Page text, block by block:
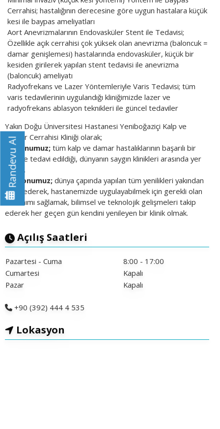
Cerrahisi; hastalığının derecesine göre uygun hastalara küçük
kesi ile baypas ameliyatları
Aort Anevrizmalarının Endovasküler Stent ile Tedavisi;
Özellikle açık cerrahisi çok yüksek olan anevrizma (baloncuk =
damar genişlemesi) hastalarında endovasküler, küçük bir
kesiden girilerek yapılan stent tedavisi ile anevrizma
(baloncuk) ameliyatı
Radyofrekans ve Lazer Yöntemleriyle Varis Tedavisi; tüm
varis tedavilerinin uygulandığı kliniğimizde lazer ve
radyofrekans ablasyon teknikleri ile güncel tedaviler
Yakın Doğu Üniversitesi Hastanesi Yeniboğaziçi Kalp ve
Damar Cerrahisi Kliniği olarak;
Vizyonumuz; tüm kalp ve damar hastalıklarının başarılı bir
şekilde tedavi edildiği, dünyanın saygın klinikleri arasında yer
almak.
Misyonumuz; dünya çapında yapılan tüm yenilikleri yakından
takip ederek, hastanemizde uygulayabilmek için gerekli olan
donanımı sağlamak, bilimsel ve teknolojik gelişmeleri takip
ederek her geçen gün kendini yenileyen bir klinik olmak.
Açılış Saatleri
Pazartesi - Cuma
8:00 - 17:00
Cumartesi
Kapalı
Pazar
Kapalı
+90 (392) 444 4 535
Lokasyon
Randevu Al